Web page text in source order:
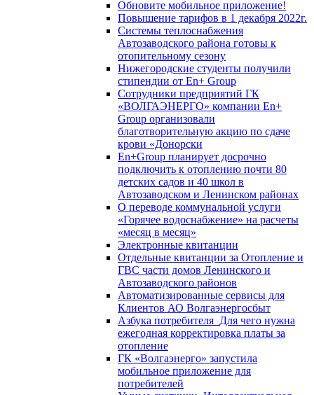
Обновите мобильное приложение!
Повышение тарифов в 1 декабря 2022г.
Системы теплоснабжения
Автозаводского района готовы к
отопительному сезону
Нижегородские студенты получили
стипендии от En+ Group
Сотрудники предприятий ГК
«ВОЛГАЭНЕРГО» компании En+
Group организовали
благотворительную акцию по сдаче
крови «Донорски
En+Group планирует досрочно
подключить к отоплению почти 80
детских садов и 40 школ в
Автозаводском и Ленинском районах
О переводе коммунальной услуги
«Горячее водоснабжение» на расчеты
«месяц в месяц»
Электронные квитанции
Отдельные квитанции за Отопление и
ГВС части домов Ленинского и
Автозаводского районов
Автоматизированные сервисы для
Клиентов АО Волгаэнергосбыт
Азбука потребителя_Для чего нужна
ежегодная корректировка платы за
отопление
ГК «Волгаэнерго» запустила
мобильное приложение для
потребителей